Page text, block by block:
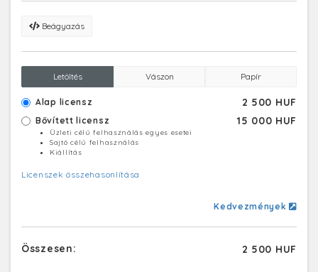
Beágyazás
Letöltés Vászon Papír
Alap licensz 2 500 HUF
Bővített licensz 15 000 HUF
Üzleti célú felhasználás egyes esetei
Sajtó célú felhasználás
Kiállítás
Licenszek összehasonlítása
Kedvezmények
Összesen: 2 500 HUF